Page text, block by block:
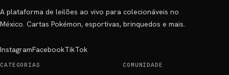
A plataforma de leilões ao vivo para colecionáveis no
México. Cartas Pokémon, esportivas, brinquedos e mais.
InstagramFacebookTikTok
CATEGORIAS COMUNIDADE